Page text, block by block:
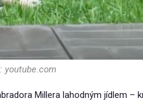
youtube.com
Millera lahodným jídlem –